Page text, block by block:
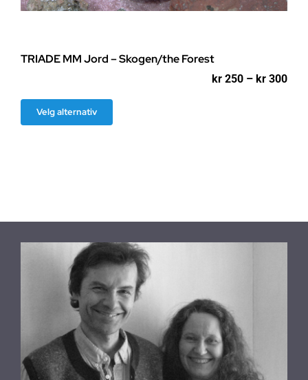
TRIADE MM Jord – Skogen/the Forest
kr 250 – kr 300
Velg alternativ
produktet
kan
på
produktsiden